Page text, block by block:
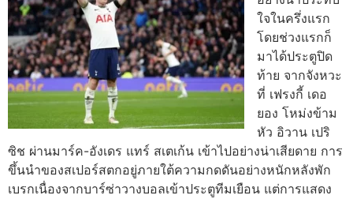
ใจในครึ่งแรก
โดยช่วงแรกก็
มาได้ประตูปิด
ท้าย จากจังหวะ
ที่ เฟรงกี้ เดอ
ยอง โหม่งข้าม
หัว อิวาน เปริ
ซิช ผ่านมาร์ค-อังเดร แทร์ สเตเก้น เข้าไปอย่างน่าเสียดาย การ
ขึ้นนําของสเปอร์สตกอยู่ภายใต้ความกดดันอย่างหนักหลังพัก
เบรกเนื่องจากบาร์ซ่าวางบอลเข้าประตูทีมเยือน แต่การแสดง